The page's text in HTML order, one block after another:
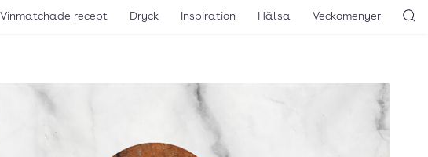
Vinmatchade recept Dryck Inspiration Hälsa Veckomenyer